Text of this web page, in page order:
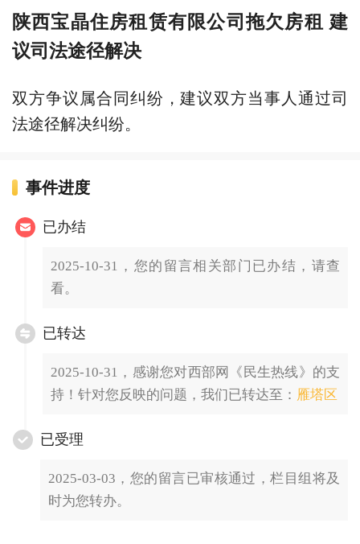
陕西宝晶住房租赁有限公司拖欠房租 建
议司法途径解决
双方争议属合同纠纷，建议双方当事人通过司
法途径解决纠纷。
事件进度
已办结
2025-10-31，您的留言相关部门已办结，请查
看。
已转达
2025-10-31，感谢您对西部网《民生热线》的支
持！针对您反映的问题，我们已转达至： 雁塔区
已受理
2025-03-03，您的留言已审核通过，栏目组将及
时为您转办。